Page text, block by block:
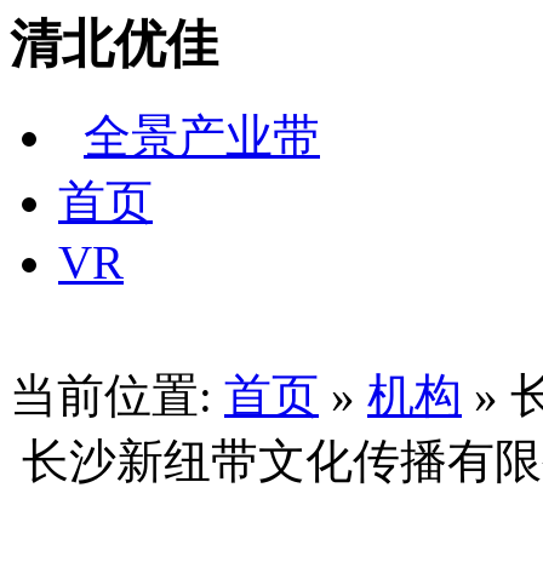
清北优佳
全景产业带
首页
VR
当前位置: 首页 » 机构 »
长沙新纽带文化传播有